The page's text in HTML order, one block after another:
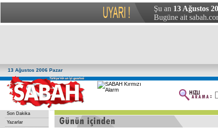
Şu an 13 Ağustos
Bugüne ait
13 Ağustos 2006 Pazar
Son Dakika
Yazarlar